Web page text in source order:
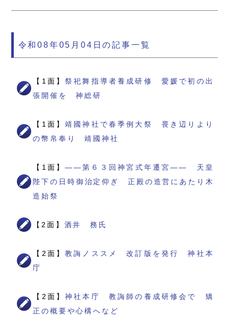
令和08年05月04日の記事一覧
【1面】祭祀舞指導者養成研修 愛媛で初の出
張開催を 神総研
【1面】靖國神社で春季例大祭 畏き辺りより
の幣帛奉り 靖國神社
【1面】――第６３回神宮式年遷宮―― 天皇
陛下の日時御治定仰ぎ 正殿の造営にあたり木
造始祭
【2面】 酒井 務氏
【2面】教誨ノススメ 改訂版を発行 神社本
庁
【2面】神社本庁 教誨師の養成研修会で 矯
正の概要や心構へなど